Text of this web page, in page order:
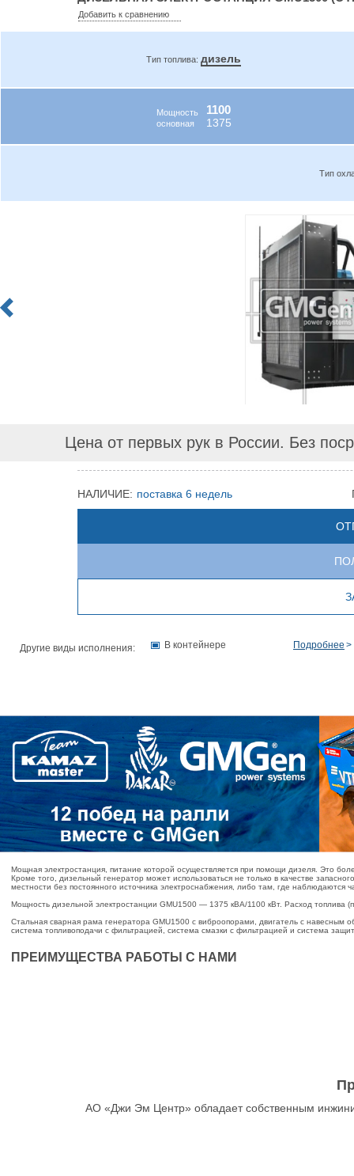
Добавить к сравнению
Тип топлива: дизель
Мощность
основная
1100
1375
Тип
Цена от первых рук в России. Без
НАЛИЧИЕ: поставка 6 недель
Другие виды исполнения: В контейнере Подробнее
Мощная электростанция, питание которой осуществляется при помощи дизеля. Это
Кроме того, дизельный генератор может использоваться не только в качестве
местности без постоянного источника электроснабжения, либо там, где наблюдаются
Мощность дизельной электростанции GMU1500 — 1375 кВА/1100 кВт. Расход топлива
Стальная сварная рама генератора GMU1500 с виброопорами, двигатель с навесным
система топливоподачи с фильтрацией, система смазки с фильтрацией и система
ПРЕИМУЩЕСТВА РАБОТЫ С НАМИ
АО «Джи Эм Центр» обладает собственным